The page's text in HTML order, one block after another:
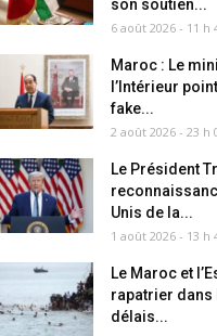
son soutien...
6 août 2026 - 11 h
Maroc : Le
l’Intérieur
fake...
2 août 2026 - 23 h
Le Président
Unis de la...
1 août 2026 - 13 h
Le Maroc et
rapatrier dans
délais...